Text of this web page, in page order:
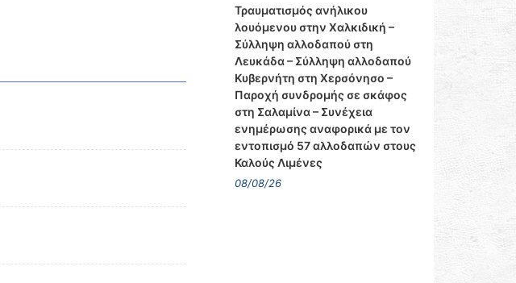
Τραυματισμός ανήλικου
λουόμενου στην Χαλκιδική –
Σύλληψη αλλοδαπού στη
Λευκάδα – Σύλληψη αλλοδαπού
Κυβερνήτη στη Χερσόνησο –
Παροχή συνδρομής σε σκάφος
στη Σαλαμίνα – Συνέχεια
ενημέρωσης αναφορικά με τον
εντοπισμό 57 αλλοδαπών στους
Καλούς Λιμένες
08/08/26